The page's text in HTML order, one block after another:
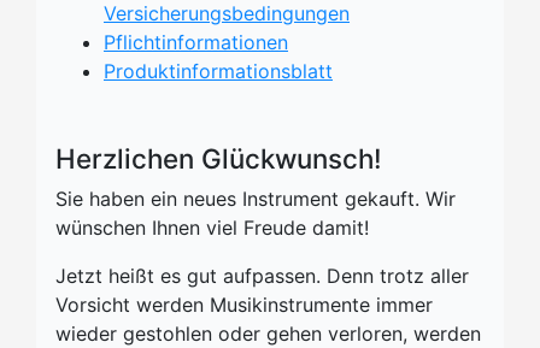
Versicherungsbedingungen
Pflichtinformationen
Produktinformationsblatt
Herzlichen Glückwunsch!
Sie haben ein neues Instrument gekauft. Wir
wünschen Ihnen viel Freude damit!
Jetzt heißt es gut aufpassen. Denn trotz aller
Vorsicht werden Musikinstrumente immer
wieder gestohlen oder gehen verloren, werden